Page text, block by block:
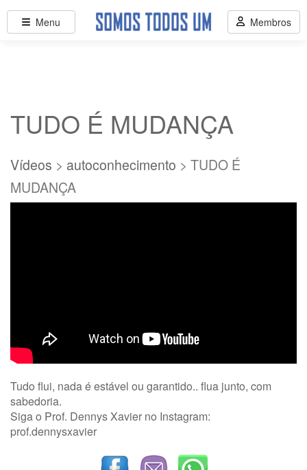
TUDO É MUDANÇA
Vídeos > autoconhecimento > TUDO É
MUDANÇA
Tudo flui, nada é estável ou garantido.. flua junto, com
sabedoria.
Siga o Prof. Dennys Xavier no Instagram:
prof.dennysxavier
Menu Membros